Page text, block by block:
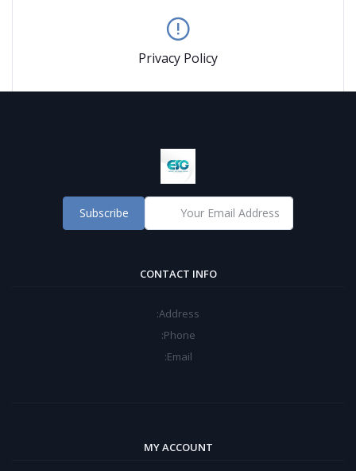
Privacy Policy
Subscribe
CONTACT INFO
Address:
Phone:
Email:
MY ACCOUNT